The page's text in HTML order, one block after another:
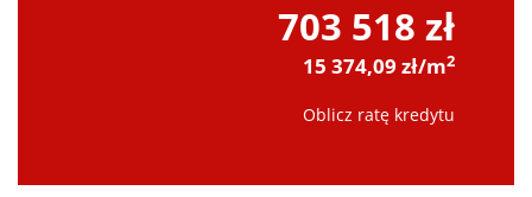
703 518 zł
15 374,09 zł/m2
Oblicz ratę kredytu